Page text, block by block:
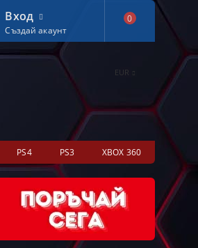
EUR
Вход
Създай акаунт
0
PS4 PS3 XBOX 360